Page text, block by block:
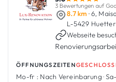
3 Bewertungen auf
8.7 km · 6,
L-5429
Webseite
ÖFFNUNGSZEITEN
Mo-fr : Nach Vereinbarung·